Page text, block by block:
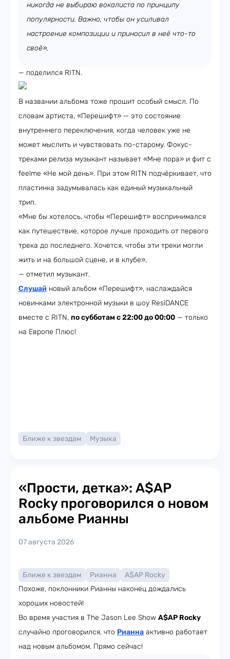
никогда не выбираю вокалиста по принципу
популярности. Важно, чтобы он усиливал
настроение композиции и приносил в неё что-то
своё»,
— поделился RITN.
В названии альбома тоже прошит особый смысл. По
словам артиста, «Перешифт» — это состояние
внутреннего переключения, когда человек уже не
может мыслить и чувствовать по-старому. Фокус-
треками релиза музыкант называет «Мне пора» и фит с
feelme «Не мой день». При этом RITN подчёркивает, что
пластинка задумывалась как единый музыкальный
трип.
«Мне бы хотелось, чтобы «Перешифт» воспринимался
как путешествие, которое лучше проходить от первого
трека до последнего. Хочется, чтобы эти треки могли
жить и на большой сцене, и в клубе»,
— отметил музыкант.
Слушай новый альбом «Перешифт», наслаждайся
новинками электронной музыки в шоу ResiDANCE
вместе с RITN, по субботам с 22:00 до 00:00 — только
на Европе Плюс!​
Ближе к звездам Музыка
«Прости, детка»: A$AP
Rocky проговорился о новом
альбоме Рианны
07 августа 2026
Ближе к звездам Рианна
A$AP Rocky
Похоже, поклонники Рианны наконец дождались
хороших новостей!
Во время участия в The Jason Lee Show A$AP Rocky
случайно проговорился, что Рианна активно работает
над новым альбомом. Прямо сейчас!